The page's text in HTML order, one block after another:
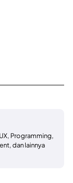
Programming,
dan lainnya